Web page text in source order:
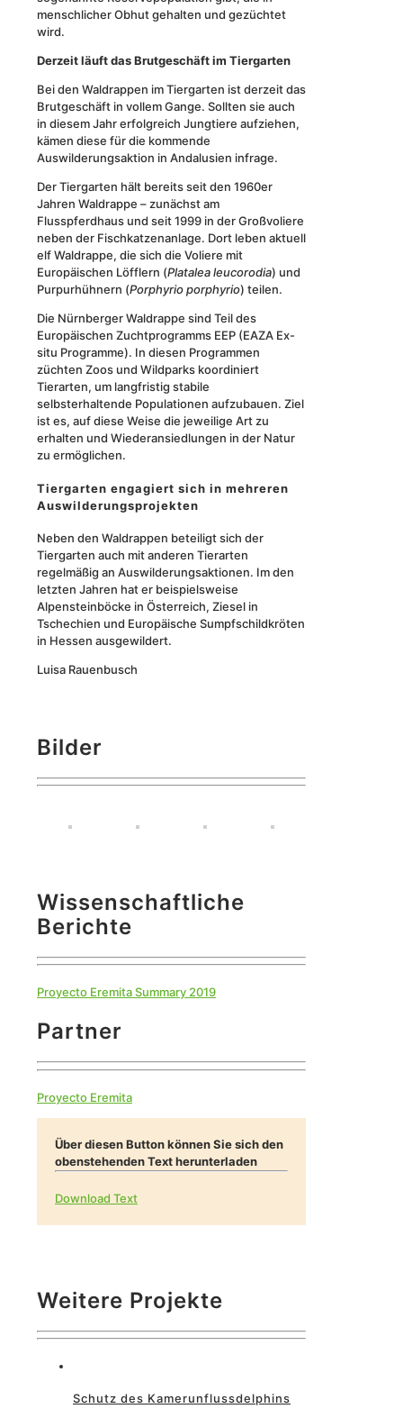
menschlicher Obhut gehalten und gezüchtet
wird.
Derzeit läuft das Brutgeschäft im Tiergarten
Bei den Waldrappen im Tiergarten ist derzeit das
Brutgeschäft in vollem Gange. Sollten sie auch
in diesem Jahr erfolgreich Jungtiere aufziehen,
kämen diese für die kommende
Auswilderungsaktion in Andalusien infrage.
Der Tiergarten hält bereits seit den 1960er
Jahren Waldrappe – zunächst am
Flusspferdhaus und seit 1999 in der Großvoliere
neben der Fischkatzenanlage. Dort leben aktuell
elf Waldrappe, die sich die Voliere mit
Europäischen Löfflern (Platalea leucorodia) und
Purpurhühnern (Porphyrio porphyrio) teilen.
Die Nürnberger Waldrappe sind Teil des
Europäischen Zuchtprogramms EEP (EAZA Ex-
situ Programme). In diesen Programmen
züchten Zoos und Wildparks koordiniert
Tierarten, um langfristig stabile
selbsterhaltende Populationen aufzubauen. Ziel
ist es, auf diese Weise die jeweilige Art zu
erhalten und Wiederansiedlungen in der Natur
zu ermöglichen.
Tiergarten engagiert sich in mehreren
Auswilderungsprojekten
Neben den Waldrappen beteiligt sich der
Tiergarten auch mit anderen Tierarten
regelmäßig an Auswilderungsaktionen. Im den
letzten Jahren hat er beispielsweise
Alpensteinböcke in Österreich, Ziesel in
Tschechien und Europäische Sumpfschildkröten
in Hessen ausgewildert.
Luisa Rauenbusch
Bilder
Wissenschaftliche
Berichte
Proyecto Eremita Summary 2019
Partner
Proyecto Eremita
Über diesen Button können Sie sich den
obenstehenden Text herunterladen
Download Text
Weitere Projekte
Schutz des Kamerunflussdelphins